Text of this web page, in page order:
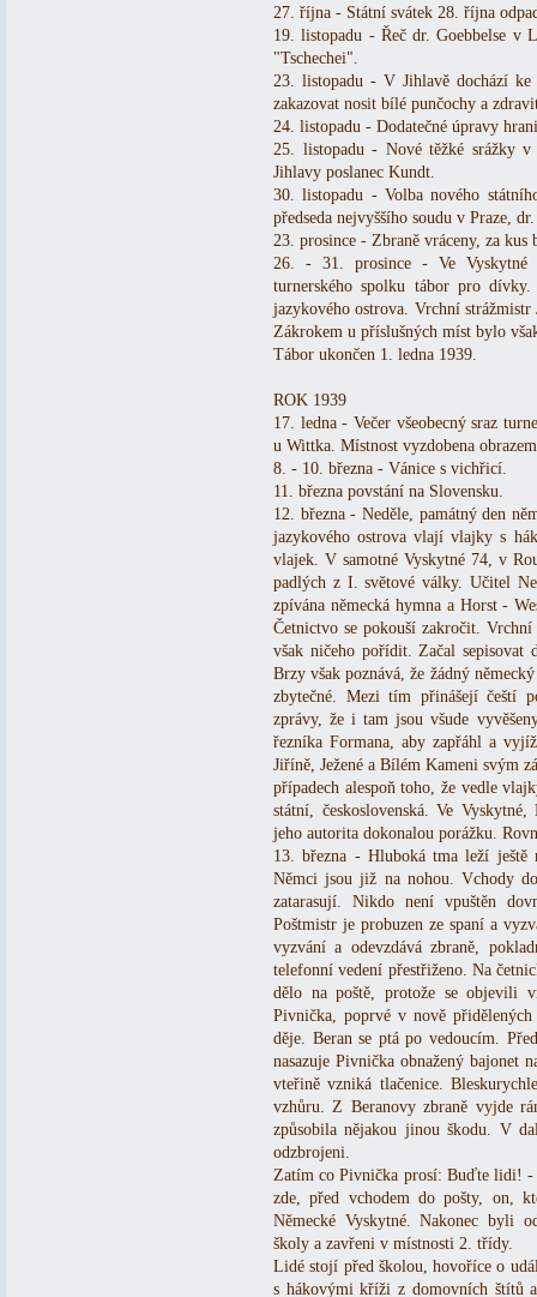
27. října - Státní svátek 28. října
19. listopadu - Řeč dr. Goebbelse
"Tschechei".
23. listopadu - V Jihlavě dochází ke
zakazovat nosit bílé punčochy a
24. listopadu - Dodatečné úpravy
25. listopadu - Nové těžké srážky
Jihlavy poslanec Kundt.
30. listopadu - Volba nového
předseda nejvyššího soudu v Praze,
23. prosince - Zbraně vráceny, za
26. - 31. prosince - Ve Vyskytné
turnerského spolku tábor pro
jazykového ostrova. Vrchní
Zákrokem u příslušných míst bylo
Tábor ukončen 1. ledna 1939.
ROK 1939
17. ledna - Večer všeobecný sraz
u Wittka. Místnost vyzdobena
8. - 10. března - Vánice s vichřicí.
11. března povstání na Slovensku.
12. března - Neděle, památný den
jazykového ostrova vlají vlajky s
vlajek. V samotné Vyskytné 74, v
padlých z I. světové války. Učitel
zpívána německá hymna a Horst -
Četnictvo se pokouší zakročit.
však ničeho pořídit. Začal
Brzy však poznává, že žádný
zbytečné. Mezi tím přinášejí čeští
zprávy, že i tam jsou všude
řezníka Formana, aby zapřáhl a
Jiříně, Ježené a Bílém Kameni svým
případech alespoň toho, že vedle
státní, československá. Ve
jeho autorita dokonalou porážku.
13. března - Hluboká tma leží ještě
Němci jsou již na nohou. Vchody
zatarasují. Nikdo není vpuštěn
Poštmistr je probuzen ze spaní a
vyzvání a odevzdává zbraně,
telefonní vedení přestřiženo. Na
dělo na poště, protože se objevili
Pivnička, poprvé v nově
děje. Beran se ptá po vedoucím.
nasazuje Pivnička obnažený bajonet
vteřině vzniká tlačenice.
vzhůru. Z Beranovy zbraně vyjde
způsobila nějakou jinou škodu. V
odzbrojeni.
Zatím co Pivnička prosí: Buďte lidi! -
zde, před vchodem do pošty, on,
Německé Vyskytné. Nakonec byli
školy a zavřeni v místnosti 2. třídy.
Lidé stojí před školou, hovoříce o
s hákovými kříži z domovních štítů